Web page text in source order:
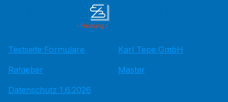
Testseite Formulare
Ratgeber
Datenschutz 1.6.2026
Karl Tepe GmbH
Master